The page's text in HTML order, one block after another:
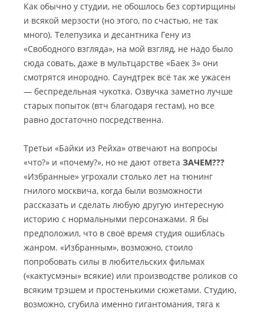
Как обычно у студии, не обошлось без сортирщины
и всякой мерзости (но этого, по счастью, не так
много). Телепузика и десантника Гену из
«Свободного взгляда», на мой взгляд, не надо было
сюда совать, даже в мультцарстве «Баек 3» они
смотрятся инородно. Саундтрек всё так же ужасен
— беспредельная чукотка. Озвучка заметно лучше
старых попыток (втч благодаря гестам), но все
равно достаточно посредственна.
Третьи «Байки из Рейха» отвечают на вопросы
«что?» и «почему?», но не дают ответа ЗАЧЕМ???
«Избранные» угрохали столько лет на тюнинг
гнилого москвича, когда были возможности
рассказать и сделать любую другую интересную
историю с нормальными персонажами. Я бы
предположил, что в своё время студия ошиблась
жанром. «Избранным», возможно, стоило
попробовать силы в любительских фильмах
(«кактусмэны» всякие) или производстве роликов со
всяким трэшем и простенькими сюжетами. Студию,
возможно, сгубила именно гигантомания, тяга к